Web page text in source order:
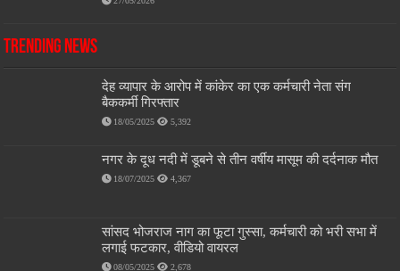
Trending News
देह व्यापार के आरोप में कांकेर का एक कर्मचारी नेता संग
बैककर्मी गिरफ्तार
18/05/2025 5,392
नगर के दूध नदी में डूबने से तीन वर्षीय मासूम की दर्दनाक मौत
18/07/2025 4,367
सांसद भोजराज नाग का फूटा गुस्सा, कर्मचारी को भरी सभा में
लगाई फटकार, वीडियो वायरल
08/05/2025 2,678